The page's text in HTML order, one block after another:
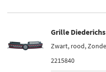
Grille
Zwart, rood,
2215840